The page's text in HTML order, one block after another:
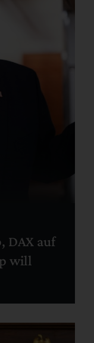
DAX auf
will